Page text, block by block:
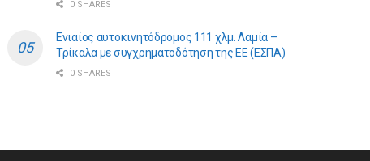
0 SHARES
Ενιαίος αυτοκινητόδρομος 111 χλμ. Λαμία –
Τρίκαλα με συγχρηματοδότηση της ΕE (ΕΣΠΑ)
0 SHARES